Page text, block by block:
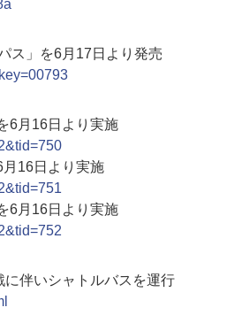
ス」を6月17日より発売
6月16日より実施
16日より実施
6月16日より実施
伴いシャトルバスを運行